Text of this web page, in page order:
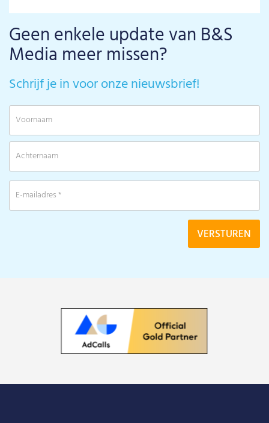
Geen enkele update van B&S
Media meer missen?
Schrijf je in voor onze nieuwsbrief!